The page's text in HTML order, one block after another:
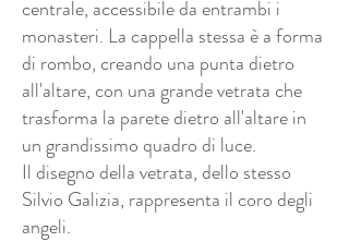
centrale, accessibile da entrambi i
monasteri. La cappella stessa è a forma
di rombo, creando una punta dietro
all'altare, con una grande vetrata che
trasforma la parete dietro all'altare in
un grandissimo quadro di luce.
Il disegno della vetrata, dello stesso
Silvio Galizia, rappresenta il coro degli
angeli.